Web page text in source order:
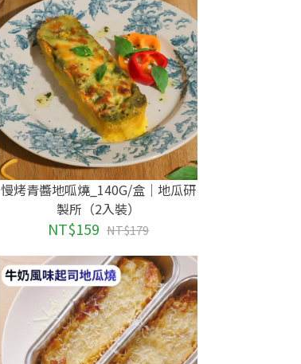
慢烤青醬地呱燒_140G/盒｜地瓜研
製所（2入裝）
NT$159 NT$179